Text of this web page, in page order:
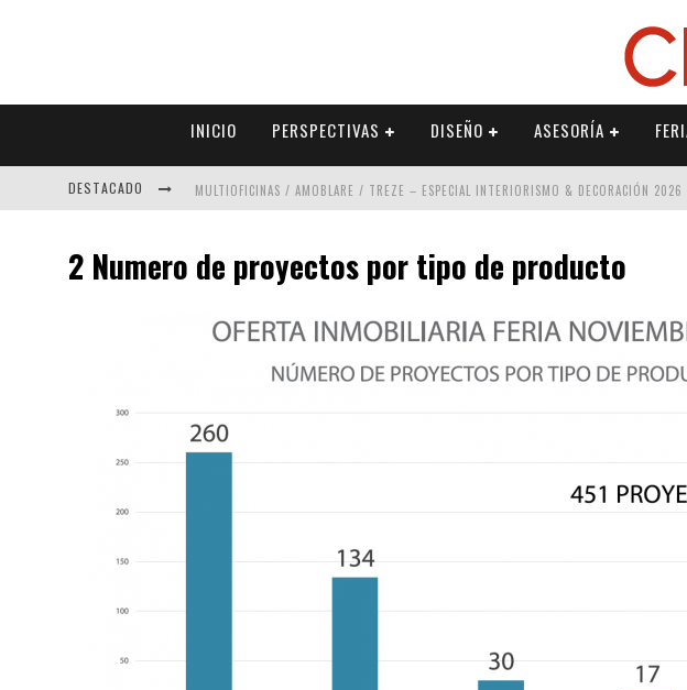
INICIO PERSPECTIVAS DISEÑO ASESORÍA
DESTACADO MULTIOFICINAS / AMOBLARE / TREZE – ESPECIAL INTERIORISMO & DECORACIÓN 2026
COLINEAL – ESPECIAL INTERIORISMO & DECORACIÓN 2026
ADRIANA HOYOS DESIGN STUDIO – ESPECIAL INTERIORISMO & DECORACIÓN 2026
2 Numero de proyectos por tipo de producto